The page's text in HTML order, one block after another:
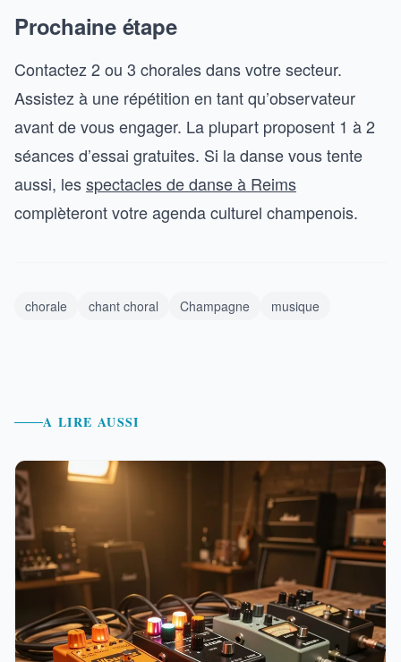
Prochaine étape
Contactez 2 ou 3 chorales dans votre secteur.
Assistez à une répétition en tant qu’observateur
avant de vous engager. La plupart proposent 1 à 2
séances d’essai gratuites. Si la danse vous tente
aussi, lesspectacles de danse à Reims
complèteront votre agenda culturel champenois.
chorale chant choral Champagne musique
A LIRE AUSSI